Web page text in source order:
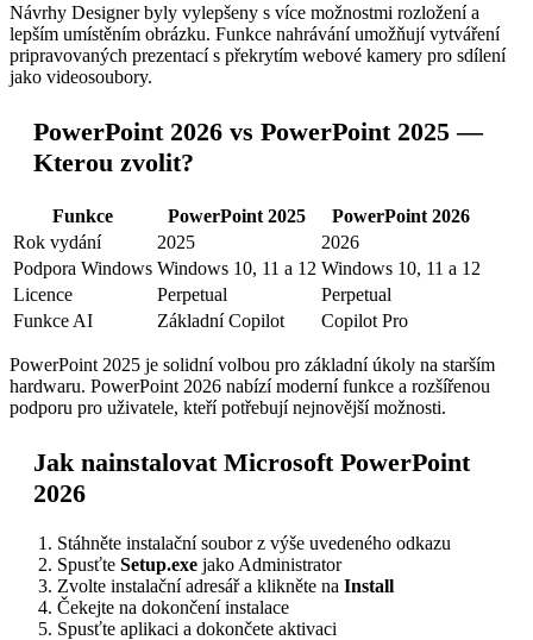
Návrhy Designer byly vylepšeny s více možnostmi rozložení a
lepším umístěním obrázku. Funkce nahrávání umožňují vytváření
pripravovaných prezentací s překrytím webové kamery pro sdílení
jako videosoubory.
PowerPoint 2026 vs PowerPoint 2025 —
Kterou zvolit?
Funkce PowerPoint 2025
PowerPoint 2026
Rok vydání
2025
2026
Podpora Windows Windows 10, 11 a 12 Windows 10, 11 a 12
Licence
Perpetual
Perpetual
Funkce AI
Základní Copilot Copilot Pro
PowerPoint 2025 je solidní volbou pro základní úkoly na starším
hardwaru. PowerPoint 2026 nabízí moderní funkce a rozšířenou
podporu pro uživatele, kteří potřebují nejnovější možnosti.
Jak nainstalovat Microsoft PowerPoint
2026
Stáhněte instalační soubor z výše uvedeného odkazu
Spusťte Setup.exe jako Administrator
Zvolte instalační adresář a klikněte na Install
Čekejte na dokončení instalace
Spusťte aplikaci a dokončete aktivaci